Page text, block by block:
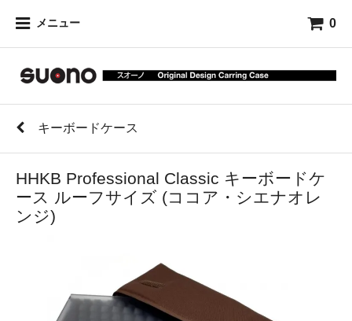
メニュー 0
キーボードケース
HHKB Professional Classic キーボードケ
ース ルーフサイズ (ココア・シエナオレ
ンジ)